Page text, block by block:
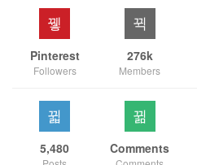
Pinterest
Followers
276k
Members
5,480 Comments